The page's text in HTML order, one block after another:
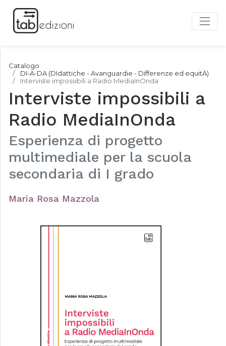
Catalogo
DI-A-DA (DIdattiche - Avanguardie - Differenze ed equitÀ)
Interviste impossibili a Radio MediaInOnda
Interviste impossibili a
Radio MediaInOnda
Esperienza di progetto
multimediale per la scuola
secondaria di I grado
Maria Rosa Mazzola